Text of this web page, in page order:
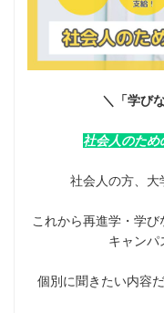
＼「学び
社会人のため
社会人の方、大
これから再進学・学
キャンパ
個別に聞きたい内容